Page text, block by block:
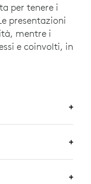
per tenere i
presentazioni
mentre i
e coinvolti, in